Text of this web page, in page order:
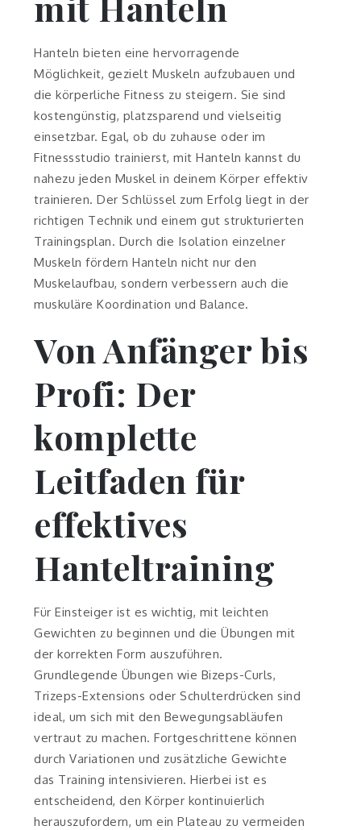
Hanteln bieten eine hervorragende
Möglichkeit, gezielt Muskeln aufzubauen und
die körperliche Fitness zu steigern. Sie sind
kostengünstig, platzsparend und vielseitig
einsetzbar. Egal, ob du zuhause oder im
Fitnessstudio trainierst, mit Hanteln kannst du
nahezu jeden Muskel in deinem Körper effektiv
trainieren. Der Schlüssel zum Erfolg liegt in der
richtigen Technik und einem gut strukturierten
Trainingsplan. Durch die Isolation einzelner
Muskeln fördern Hanteln nicht nur den
Muskelaufbau, sondern verbessern auch die
muskuläre Koordination und Balance.
Von Anfänger bis
Profi: Der
komplette
Leitfaden für
effektives
Hanteltraining
Für Einsteiger ist es wichtig, mit leichten
Gewichten zu beginnen und die Übungen mit
der korrekten Form auszuführen.
Grundlegende Übungen wie Bizeps-Curls,
Trizeps-Extensions oder Schulterdrücken sind
ideal, um sich mit den Bewegungsabläufen
vertraut zu machen. Fortgeschrittene können
durch Variationen und zusätzliche Gewichte
das Training intensivieren. Hierbei ist es
entscheidend, den Körper kontinuierlich
herauszufordern, um ein Plateau zu vermeiden